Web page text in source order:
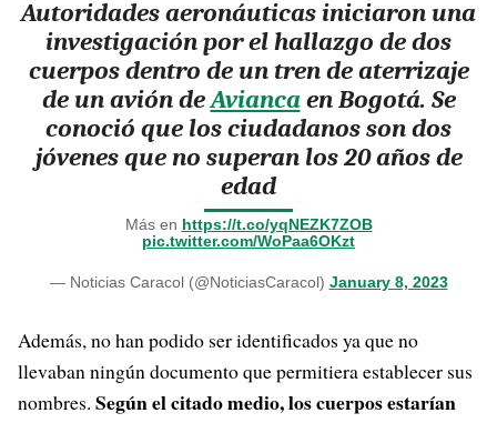
Autoridades aeronáuticas iniciaron una
investigación por el hallazgo de dos
cuerpos dentro de un tren de aterrizaje
de un avión deAviancaen Bogotá. Se
conoció que los ciudadanos son dos
jóvenes que no superan los 20 años de
edad
Más en https://t.co/yqNEZK7ZOB
pic.twitter.com/WoPaa6OKzt
— Noticias Caracol (@NoticiasCaracol) January 8, 2023
Además, no han podido ser identificados ya que no
llevaban ningún documento que permitiera establecer sus
nombres. Según el citado medio, los cuerpos estarían